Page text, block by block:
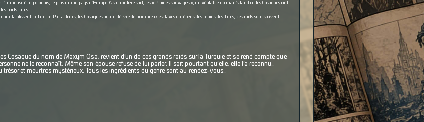
l’immense état polonais, le plus grand pays d’Europe. A sa frontière sud, les « Plaines sauvages », un véritable no man’s land où les Cosaques ont
ports turcs.
affaiblissent la Turquie. Par ailleurs, les Cosaques ayant délivré de nombreux esclaves chrétiens des mains des Turcs, ces raids sont souvent
Cosaque du nom de Maxym Osa, revient d’un de ces grands raids sur la Turquie et se rend compte que
ne le reconnaît. Même son épouse refuse de lui parler. Il sait pourtant qu’elle, elle l’a reconnu…
et meurtres mystérieux. Tous les ingrédients du genre sont au rendez-vous…